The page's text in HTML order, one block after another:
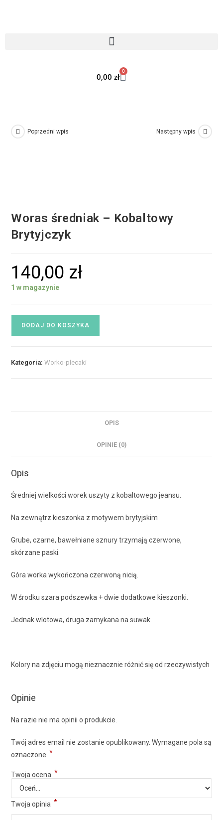
0,00 zł
0
Poprzedni wpis Następny wpis
Woras średniak – Kobaltowy
Brytyjczyk
140,00 zł
1 w magazynie
DODAJ DO KOSZYKA
Kategoria:Worko-plecaki
OPIS
OPINIE (0)
Opis
Średniej wielkości worek uszyty z kobaltowego jeansu.
Na zewnątrz kieszonka z motywem brytyjskim
Grube, czarne, bawełniane sznury trzymają czerwone,
skórzane paski.
Góra worka wykończona czerwoną nicią.
W środku szara podszewka + dwie dodatkowe kieszonki.
Jednak wlotowa, druga zamykana na suwak.
Kolory na zdjęciu mogą nieznacznie różnić się od rzeczywistych
Opinie
Na razie nie ma opinii o produkcie.
Twój adres email nie zostanie opublikowany. Wymagane pola są
oznaczone *
Twoja ocena *
Twoja opinia *